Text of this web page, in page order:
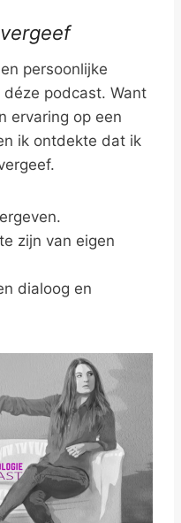
persoonlijke
podcast. Want
ervaring op een
ik ontdekte dat ik
zijn van eigen
dialoog en